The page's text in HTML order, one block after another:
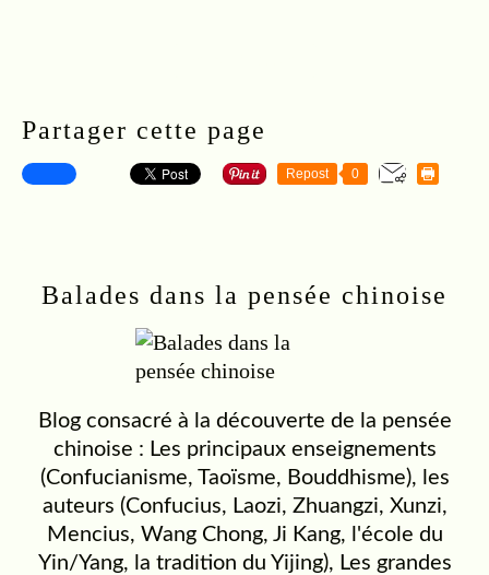
Partager cette page
Repost 0
Balades dans la pensée chinoise
Blog consacré à la découverte de la pensée
chinoise : Les principaux enseignements
(Confucianisme, Taoïsme, Bouddhisme), les
auteurs (Confucius, Laozi, Zhuangzi, Xunzi,
Mencius, Wang Chong, Ji Kang, l'école du
Yin/Yang, la tradition du Yijing), Les grandes